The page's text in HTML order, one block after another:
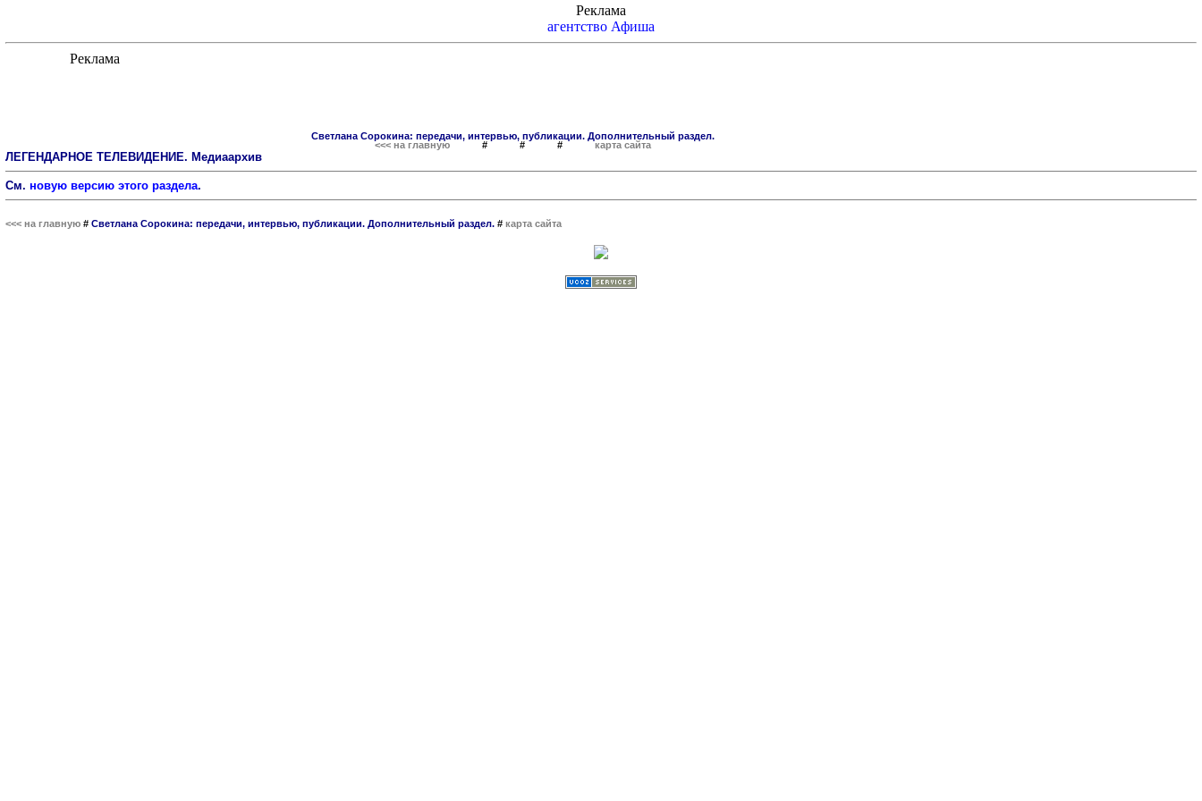
Реклама
агентство Афиша
Светлана Сорокина: передачи, интервью, публикации. Дополнительный раздел.
<<< на главную# # #карта сайта
ЛЕГЕНДАРНОЕ ТЕЛЕВИДЕНИЕ. Медиаархив
См. новую версию этого раздела.
<<< на главную # Светлана Сорокина: передачи, интервью, публикации. Дополнительный раздел. # карта сайта